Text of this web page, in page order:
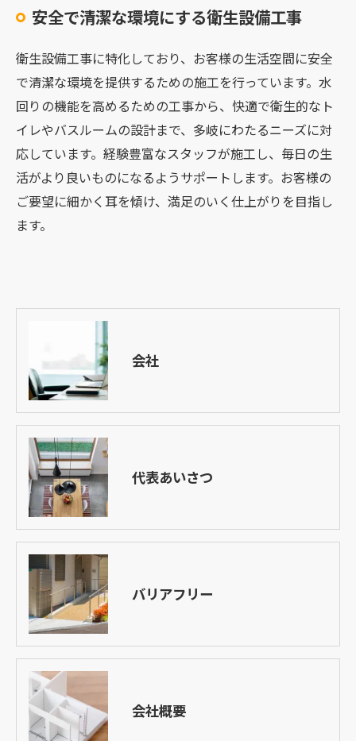
安全で清潔な環境にする衛生設備工事
衛生設備工事に特化しており、お客様の生活空間に安全
で清潔な環境を提供するための施工を行っています。水
回りの機能を高めるための工事から、快適で衛生的なト
イレやバスルームの設計まで、多岐にわたるニーズに対
応しています。経験豊富なスタッフが施工し、毎日の生
活がより良いものになるようサポートします。お客様の
ご要望に細かく耳を傾け、満足のいく仕上がりを目指し
ます。
会社
代表あいさつ
バリアフリー
会社概要